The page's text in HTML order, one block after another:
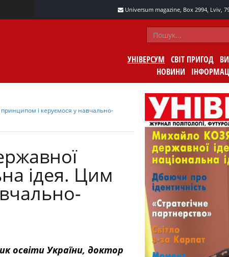
Universum magazine, Box 2994, Lviv,
УНІВЕРСУМ СВІТ ПРИГОД
НОВИНИ
принципом і керуємося у навчально-
ідея. Цим
освіти України, доктор